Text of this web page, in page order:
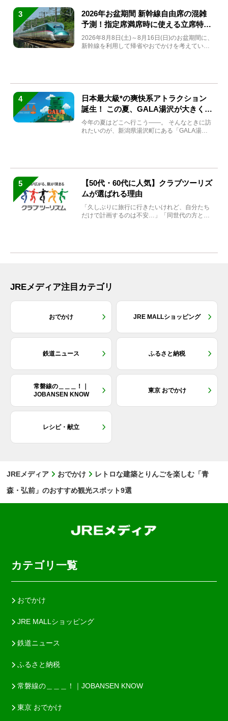
3
2026年お盆期間 新幹線自由席の混雑
予測！指定席満席時に使える立席特急
券も解説
2026年8月8日(土)～8月16日(日)のお盆期間に、
新幹線を利用して帰省やおでかけを考えている
4
日本最大級*の爽快系アトラクション
誕生！ この夏、GALA湯沢が大きく生
まれ変わる
今年の夏はどこへ行こう――。 そんなときに訪
れたいのが、新潟県湯沢町にある「GALA湯
5
【50代・60代に人気】クラブツーリズ
ムが選ばれる理由
「久しぶりに旅行に行きたいけれど、自分たち
だけで計画するのは不安…」「同世代の方と気
JREメディア注目カテゴリ
おでかけ JRE MALLショッピング
鉄道ニュース ふるさと納税
常磐線の＿＿＿！｜
JOBANSEN KNOW
東京 おでかけ
レシピ・献立
JREメディア おでかけ
レトロな建築とりんごを楽しむ「青
森・弘前」のおすすめ観光スポット9選
カテゴリ一覧
おでかけ
JRE MALLショッピング
鉄道ニュース
ふるさと納税
常磐線の＿＿＿！｜JOBANSEN KNOW
東京 おでかけ